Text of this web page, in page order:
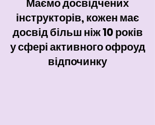
Маємо досвідчених
інструкторів, кожен має
досвід більш ніж 10 років
у сфері активного офроуд
відпочинку